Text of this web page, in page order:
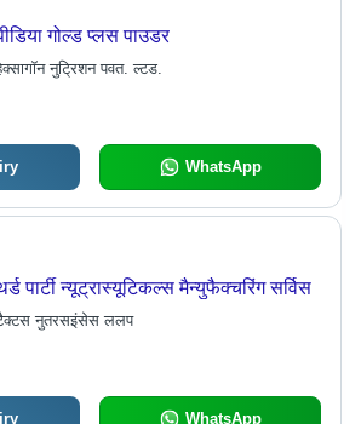
गोल्ड प्लस पाउडर
नुट्रिशन पवत. ल्टड.
WhatsApp
पार्टी न्यूट्रास्यूटिकल्स मैन्युफैक्चरिंग सर्विस
नुतरसइंसेस ललप
WhatsApp